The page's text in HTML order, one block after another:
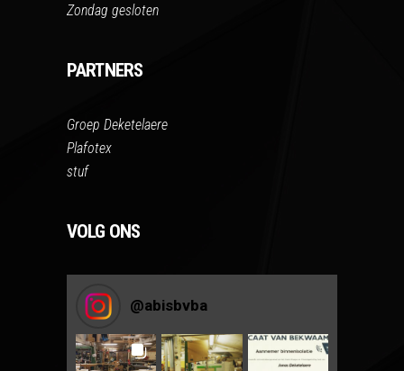
Zondag gesloten
PARTNERS
Groep Deketelaere
Plafotex
stuf
VOLG ONS
@abisbvba